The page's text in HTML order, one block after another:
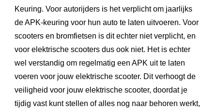
Keuring. Voor autorijders is het verplicht om jaarlijks
de APK-keuring voor hun auto te laten uitvoeren. Voor
scooters en bromfietsen is dit echter niet verplicht, en
voor elektrische scooters dus ook niet. Het is echter
wel verstandig om regelmatig een APK uit te laten
voeren voor jouw elektrische scooter. Dit verhoogt de
veiligheid voor jouw elektrische scooter, doordat je
tijdig vast kunt stellen of alles nog naar behoren werkt,